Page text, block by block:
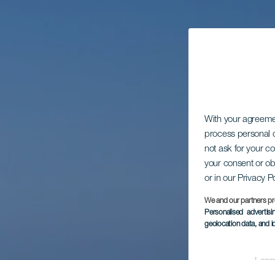
With your
process personal
not ask for your
your consent or
or in our Privacy
We and our partners
Personalised
geolocation data, and